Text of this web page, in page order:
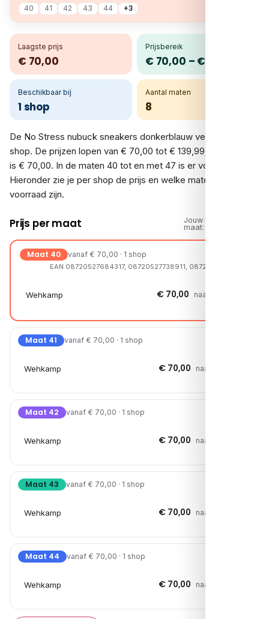
40 41 42 43 44 +3
Laagste prijs
€ 70,00
Prijsbereik
€ 70,00 – € 139,99
Beschikbaar bij
1 shop
Aantal maten
8
De No Stress nubuck sneakers donkerblauw vergelijk je bij 1
shop. De prijzen lopen van € 70,00 tot € 139,99; de laagste
is € 70,00. In de maten 40 tot en met 47 is er voorraad.
Hieronder zie je per shop de prijs en welke maten op
voorraad zijn.
Prijs per maat
Jouw
maat:
Maat 40 vanaf € 70,00 · 1 shop
EAN 08720527684317, 08720527738911, 08720527739055
Wehkamp € 70,00 naar shop →
Maat 41 vanaf € 70,00 · 1 shop
Wehkamp € 70,00 naar shop →
Maat 42 vanaf € 70,00 · 1 shop
Wehkamp € 70,00 naar shop →
Maat 43 vanaf € 70,00 · 1 shop
Wehkamp € 70,00 naar shop →
Maat 44 vanaf € 70,00 · 1 shop
Wehkamp € 70,00 naar shop →